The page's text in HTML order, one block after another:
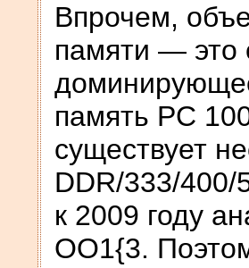
Впрочем,
памяти — это
память РС
существует
DDR/333/
к 2009 году
ОО1{3.